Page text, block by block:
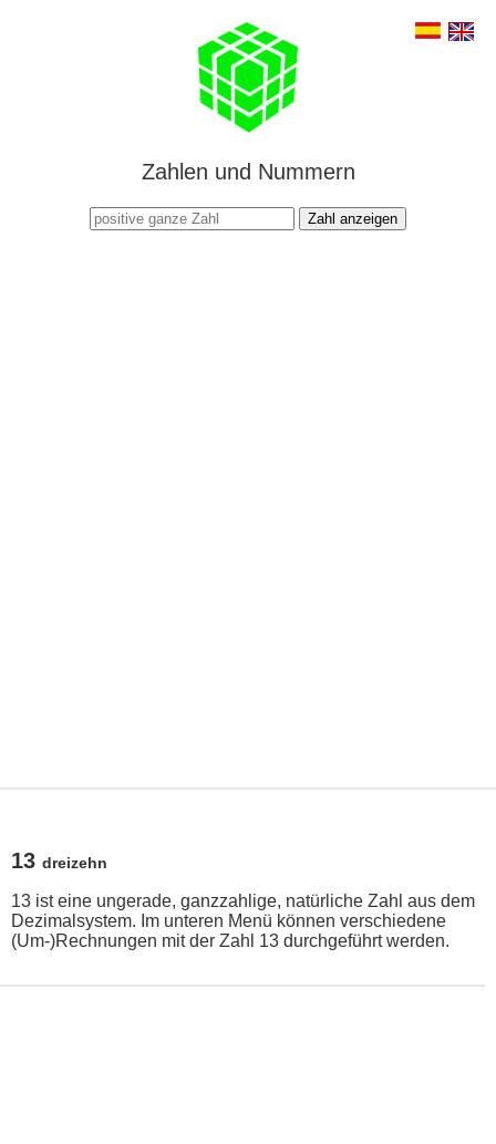
Zahlen und Nummern
Zahl anzeigen
13 dreizehn
13 ist eine ungerade, ganzzahlige, natürliche Zahl aus dem
Dezimalsystem. Im unteren Menü können verschiedene
(Um-)Rechnungen mit der Zahl 13 durchgeführt werden.